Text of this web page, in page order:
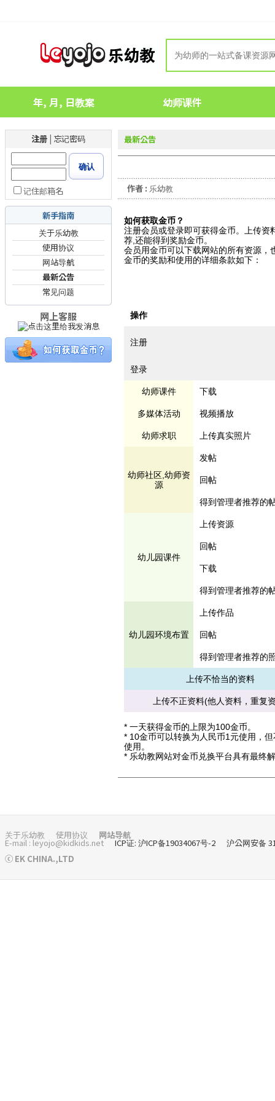
年, 月, 日教案 幼师课件
注册 | 忘记密码
确认
记住邮箱名
新手指南
关于乐幼教
使用协议
网站导航
最新公告
常见问题
网上客服
最新公告
作者 : 乐幼教
如何获取金币？
注册会员或登录即可获得金币。上传
荐,还能得到奖励金币。
会员用金币可以下载网站的所有资源，
金币的奖励和使用的详细条款如下：
操作
注册
登录
幼师课件 下载
多媒体活动 视频播放
幼师求职 上传真实照片
幼师社区,幼师资
源
发帖
回帖
得到管理者推荐的
幼儿园课件
上传资源
回帖
下载
得到管理者推荐的
幼儿园环境布置
上传作品
回帖
得到管理者推荐的
上传不恰当的资料
上传不正资料(他人资料，重复
* 一天获得金币的上限为100金币。
* 10金币可以转换为人民币1元使用，
使用。
* 乐幼教网站对金币兑换平台具有最终
关于乐幼教 使用协议 网站导航
E-mail : leyojo@kidkids.net ICP证: 沪ICP备19034067号-2
沪公网安备
ⓒ EK CHINA.,LTD